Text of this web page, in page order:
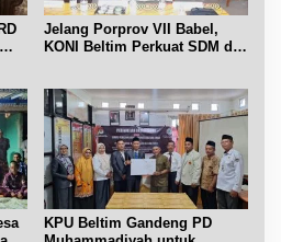
Jelang Porprov VII Babel,
KONI Beltim Perkuat SDM di
KPU Beltim Gandeng PD